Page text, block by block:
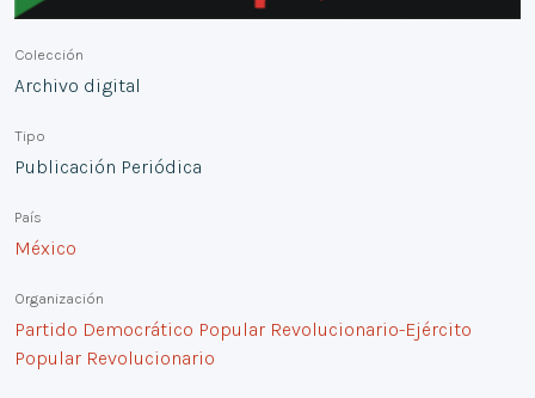
Colección
Archivo digital
Tipo
Publicación Periódica
País
México
Organización
Partido Democrático Popular Revolucionario-Ejército
Popular Revolucionario